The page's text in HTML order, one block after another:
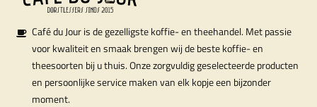
Café du Jour is de gezelligste koffie- en theehandel. Met passie
voor kwaliteit en smaak brengen wij de beste koffie- en
theesoorten bij u thuis. Onze zorgvuldig geselecteerde producten
en persoonlijke service maken van elk kopje een bijzonder
moment.